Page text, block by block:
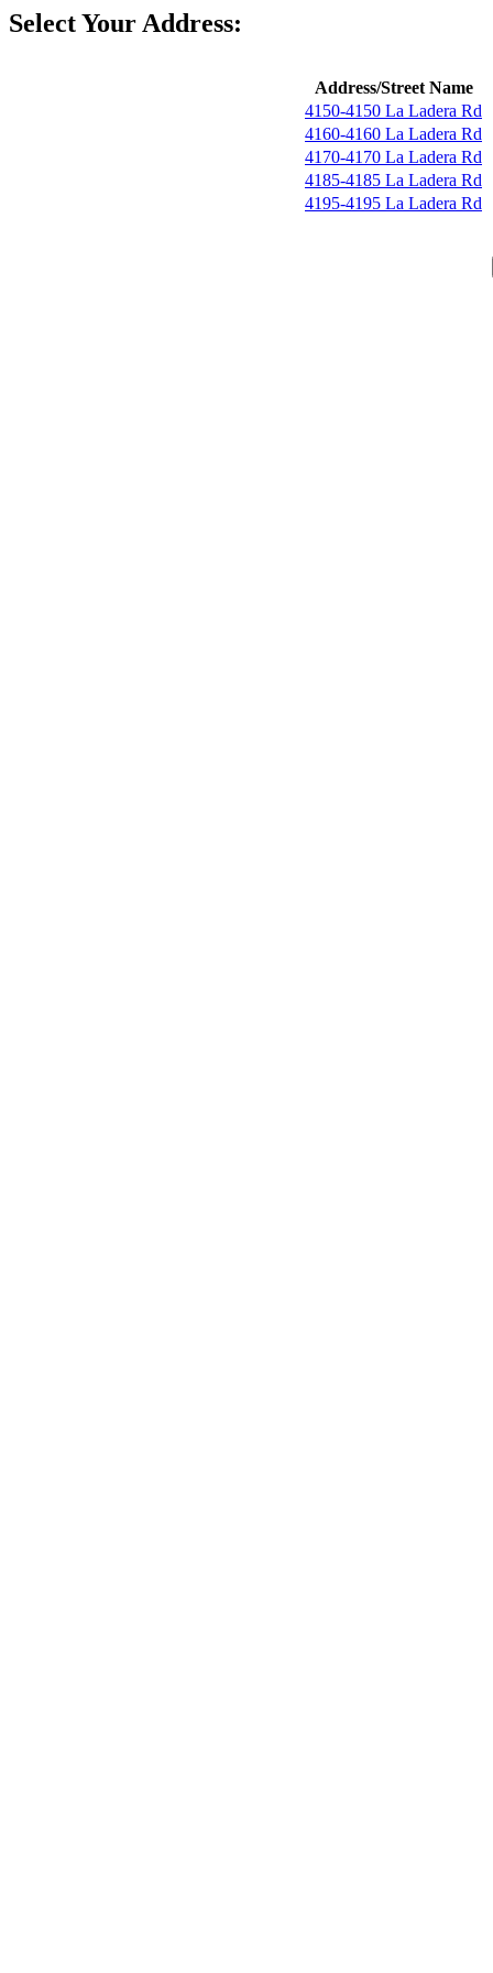
Select Your Address:
Address/Street Name
4150-4150 La Ladera Rd
4160-4160 La Ladera Rd
4170-4170 La Ladera Rd
4185-4185 La Ladera Rd
4195-4195 La Ladera Rd